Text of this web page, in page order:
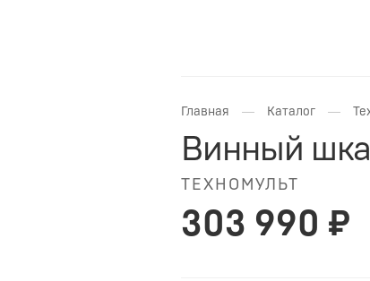
Главная — Каталог —
Винный
ТЕХНОМУЛЬТ
303 990 ₽